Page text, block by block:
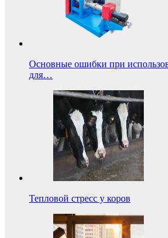
Основные ошибки при
для…
Тепловой стресс у коров